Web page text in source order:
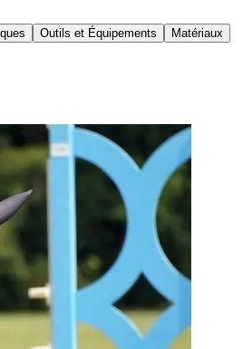
Outils et Équipements Matériaux